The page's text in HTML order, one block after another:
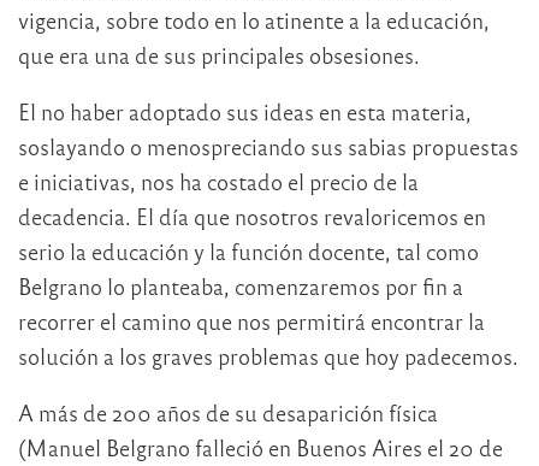
vigencia, sobre todo en lo atinente a la educación,
que era una de sus principales obsesiones.
El no haber adoptado sus ideas en esta materia,
soslayando o menospreciando sus sabias propuestas
e iniciativas, nos ha costado el precio de la
decadencia. El día que nosotros revaloricemos en
serio la educación y la función docente, tal como
Belgrano lo planteaba, comenzaremos por fin a
recorrer el camino que nos permitirá encontrar la
solución a los graves problemas que hoy padecemos.
A más de 200 años de su desaparición física
(Manuel Belgrano falleció en Buenos Aires el 20 de